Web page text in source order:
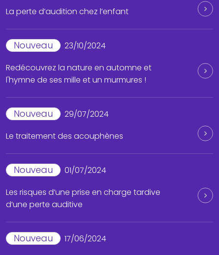
La perte d’audition chez l’enfant
Nouveau
23/10/2024
Redécouvrez la nature en automne et
l'hymne de ses mille et un murmures !
Nouveau
29/07/2024
Le traitement des acouphènes
Nouveau
01/07/2024
Les risques d’une prise en charge tardive
d’une perte auditive
Nouveau 17/06/2024